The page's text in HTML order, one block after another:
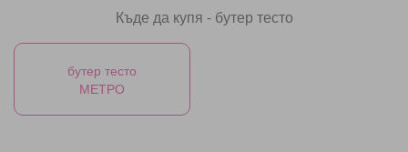
Къде да купя - бутер тесто
бутер тесто
МЕТРО